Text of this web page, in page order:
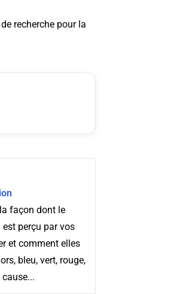
recherche pour la
façon dont le
perçu par vos
et comment elles
bleu, vert, rouge,